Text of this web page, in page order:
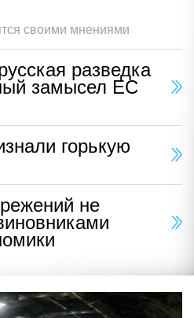
своими мнениями
разведка
замысел ЕС
горькую
не